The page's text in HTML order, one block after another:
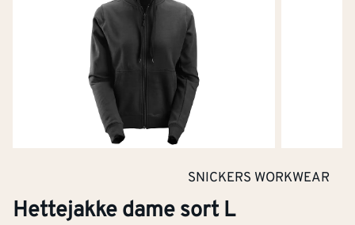
SNICKERS WORKWEAR
Hettejakke dame sort L
Hettejakke dam rød XL
Kjøp